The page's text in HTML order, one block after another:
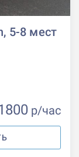
5-8 мест
р/час